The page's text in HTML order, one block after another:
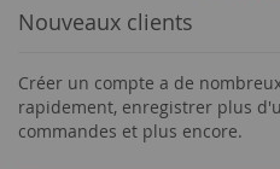
Nouveaux clients
Créer un compte a de
rapidement, enregistrer plus
commandes et plus encore.